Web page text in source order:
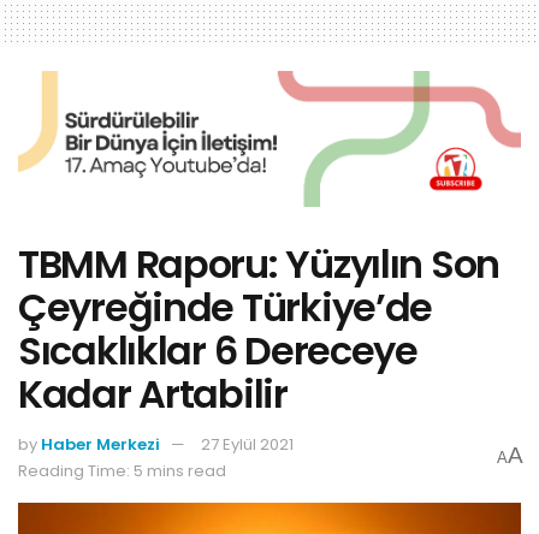
TBMM Raporu: Yüzyılın Son
Çeyreğinde Türkiye’de
Sıcaklıklar 6 Dereceye
Kadar Artabilir
by Haber Merkezi
27 Eylül 2021
Reading Time: 5 mins read
AA